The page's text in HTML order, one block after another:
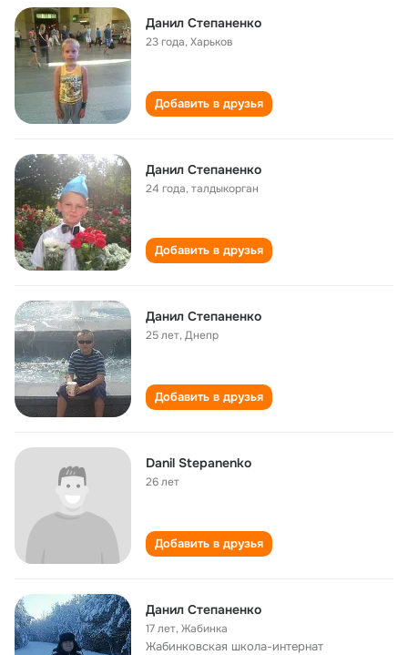
Данил Степаненко
23 года,Харьков
Добавить в друзья
Данил Степаненко
24 года,талдыкорган
Добавить в друзья
Данил Степаненко
25 лет,Днепр
Добавить в друзья
Danil Stepanenko
26 лет
Добавить в друзья
Данил Степаненко
17 лет,Жабинка
Жабинковская школа-интернат